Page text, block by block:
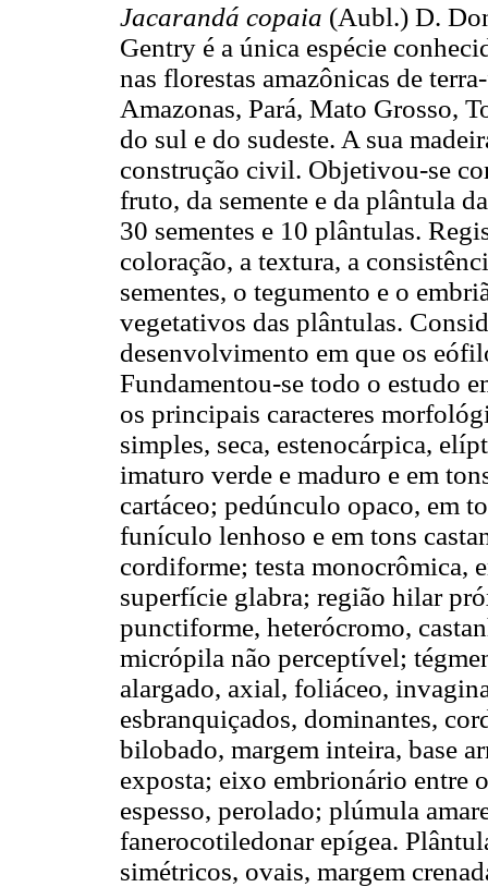
Jacarandá copaia (Aubl.) D.
Gentry é a única espécie
nas florestas amazônicas de
Amazonas, Pará, Mato Grosso,
do sul e do sudeste. A sua
construção civil. Objetivou-se
fruto, da semente e da plântula
30 sementes e 10 plântulas.
coloração, a textura, a
sementes, o tegumento e o
vegetativos das plântulas.
desenvolvimento em que os
Fundamentou-se todo o estudo
os principais caracteres
simples, seca, estenocárpica,
imaturo verde e maduro e em
cartáceo; pedúnculo opaco, em
funículo lenhoso e em tons
cordiforme; testa monocrômica,
superfície glabra; região hilar
punctiforme, heterócromo,
micrópila não perceptível;
alargado, axial, foliáceo,
esbranquiçados, dominantes,
bilobado, margem inteira, base
exposta; eixo embrionário entre
espesso, perolado; plúmula
fanerocotiledonar epígea.
simétricos, ovais, margem